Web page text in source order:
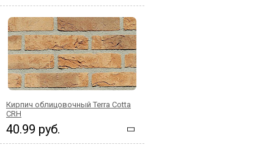
Кирпич облицовочный Terra Cotta
CRH
40.99 руб.